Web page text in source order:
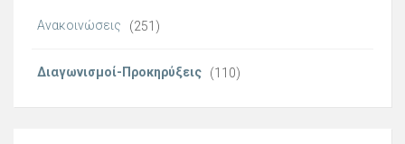
Ανακοινώσεις (251)
Διαγωνισμοί-Προκηρύξεις (110)